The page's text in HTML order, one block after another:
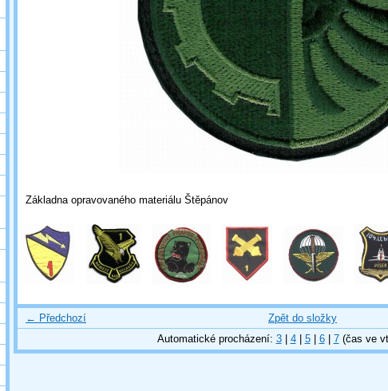
Základna opravovaného materiálu Štěpánov
← Předchozí
Zpět do složky
Automatické procházení: 3| 4| 5| 6| 7(čas ve